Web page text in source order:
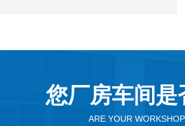
您厂房车间
ARE YOUR